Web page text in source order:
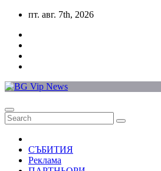
Skip
content
пт. авг. 7th, 2026
СЪБИТИЯ
Реклама